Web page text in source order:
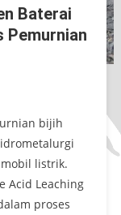
Baterai
Pemurnian
bijih
listrik.
Acid Leaching
proses